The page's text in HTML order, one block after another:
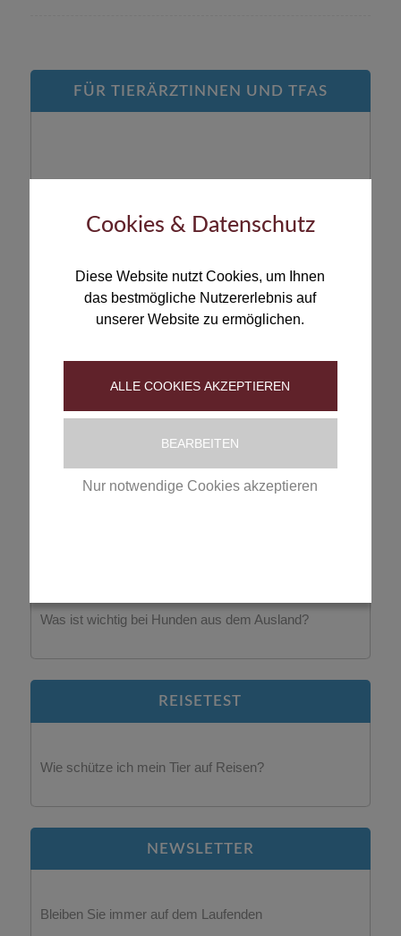
FÜR TIERÄRZTINNEN UND TFAS
Zum Servicebereich
ENTWURMUNGSTEST
Wie oft muss ich mein Tier entwurmen?
Was ist wichtig bei Hunden aus dem Ausland?
REISETEST
Wie schütze ich mein Tier auf Reisen?
NEWSLETTER
Bleiben Sie immer auf dem Laufenden
Cookies & Datenschutz
Diese Website nutzt Cookies, um Ihnen
das bestmögliche Nutzererlebnis auf
unserer Website zu ermöglichen.
ALLE COOKIES AKZEPTIEREN
BEARBEITEN
Nur notwendige Cookies akzeptieren